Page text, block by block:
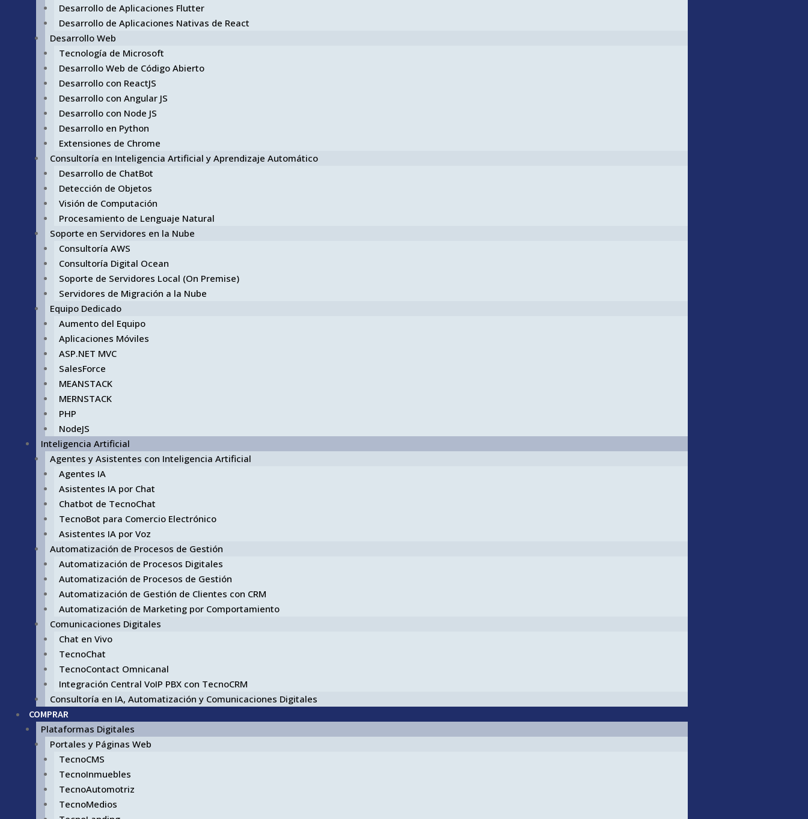
Desarrollo de Aplicaciones Flutter
Desarrollo de Aplicaciones Nativas de React
Desarrollo Web
Tecnología de Microsoft
Desarrollo Web de Código Abierto
Desarrollo con ReactJS
Desarrollo con Angular JS
Desarrollo con Node JS
Desarrollo en Python
Extensiones de Chrome
Consultoría en Inteligencia Artificial y Aprendizaje Automático
Desarrollo de ChatBot
Detección de Objetos
Visión de Computación
Procesamiento de Lenguaje Natural
Soporte en Servidores en la Nube
Consultoría AWS
Consultoría Digital Ocean
Soporte de Servidores Local (On Premise)
Servidores de Migración a la Nube
Equipo Dedicado
Aumento del Equipo
Aplicaciones Móviles
ASP.NET MVC
SalesForce
MEANSTACK
MERNSTACK
PHP
NodeJS
Inteligencia Artificial
Agentes y Asistentes con Inteligencia Artificial
Agentes IA
Asistentes IA por Chat
Chatbot de TecnoChat
TecnoBot para Comercio Electrónico
Asistentes IA por Voz
Automatización de Procesos de Gestión
Automatización de Procesos Digitales
Automatización de Procesos de Gestión
Automatización de Gestión de Clientes con CRM
Automatización de Marketing por Comportamiento
Comunicaciones Digitales
Chat en Vivo
TecnoChat
TecnoContact Omnicanal
Integración Central VoIP PBX con TecnoCRM
Consultoría en IA, Automatización y Comunicaciones Digitales
COMPRAR
Plataformas Digitales
Portales y Páginas Web
TecnoCMS
TecnoInmuebles
TecnoAutomotriz
TecnoMedios